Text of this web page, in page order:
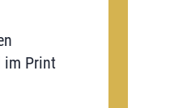
im Print